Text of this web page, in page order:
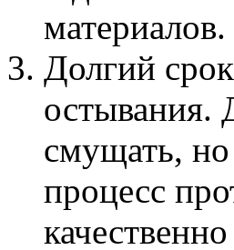
материалов.
Долгий
остывания.
смущать, но
процесс